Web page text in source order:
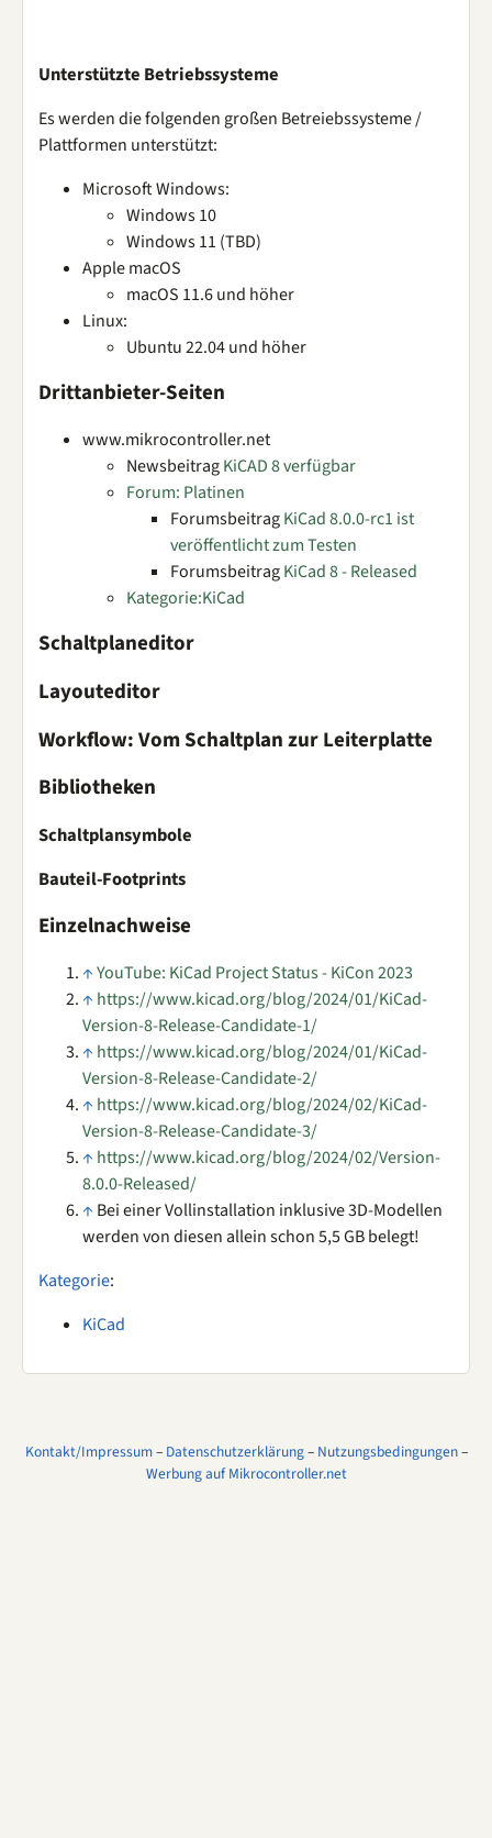
Unterstützte Betriebssysteme
Es werden die folgenden großen Betreiebssysteme /
Plattformen unterstützt:
Microsoft Windows:
Windows 10
Windows 11 (TBD)
Apple macOS
macOS 11.6 und höher
Linux:
Ubuntu 22.04 und höher
Drittanbieter-Seiten
www.mikrocontroller.net
NewsbeitragKiCAD 8 verfügbar
Forum: Platinen
ForumsbeitragKiCad 8.0.0-rc1 ist
veröffentlicht zum Testen
ForumsbeitragKiCad 8 - Released
Kategorie:KiCad
Schaltplaneditor
Layouteditor
Workflow: Vom Schaltplan zur Leiterplatte
Bibliotheken
Schaltplansymbole
Bauteil-Footprints
Einzelnachweise
↑YouTube: KiCad Project Status - KiCon 2023
↑ https://www.kicad.org/blog/2024/01/KiCad-
Version-8-Release-Candidate-1/
↑ https://www.kicad.org/blog/2024/01/KiCad-
Version-8-Release-Candidate-2/
↑ https://www.kicad.org/blog/2024/02/KiCad-
Version-8-Release-Candidate-3/
↑ https://www.kicad.org/blog/2024/02/Version-
8.0.0-Released/
↑ Bei einer Vollinstallation inklusive 3D-Modellen
werden von diesen allein schon 5,5 GB belegt!
Kategorie:
KiCad
Kontakt/Impressum– Datenschutzerklärung– Nutzungsbedingungen–
Werbung auf Mikrocontroller.net